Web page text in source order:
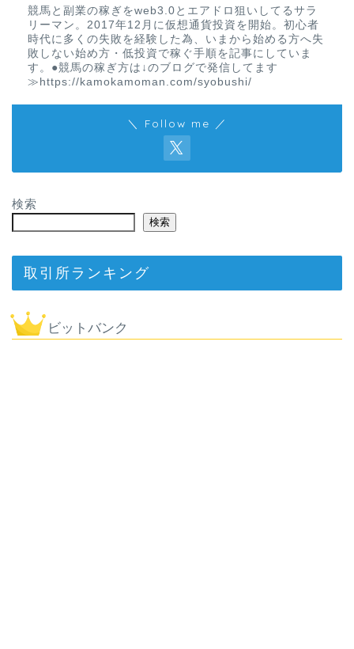
競馬と副業の稼ぎをweb3.0とエアドロ狙いしてるサラ
リーマン。2017年12月に仮想通貨投資を開始。初心者
時代に多くの失敗を経験した為、いまから始める方へ失
敗しない始め方・低投資で稼ぐ手順を記事にしていま
す。●競馬の稼ぎ方は↓のブログで発信してます
≫https://kamokamoman.com/syobushi/
＼ Follow me ／
検索
検索
取引所ランキング
ビットバンク